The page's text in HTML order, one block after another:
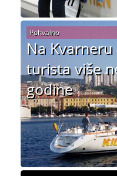
Na Kvarneru
turista više
godine
Pohvalno